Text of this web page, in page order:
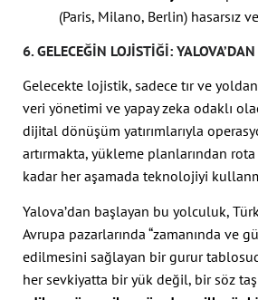
(Paris, Milano, Berlin) hasarsız
6. GELECEĞIN LOJISTIĞI:
Gelecekte lojistik, sadece tır ve
veri yönetimi ve yapay zeka odaklı
dijital dönüşüm yatırımlarıyla
artırmakta, yükleme planlarından
kadar her aşamada teknolojiyi
Yalova’dan başlayan bu yolculuk,
Avrupa pazarlarında “zamanında ve
edilmesini sağlayan bir gurur
her sevkiyatta bir yük değil, bir söz